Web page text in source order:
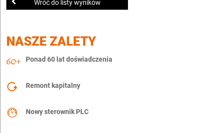
Wróć do listy wyników
NASZE ZALETY
Ponad 60 lat doświadczenia
Remont kapitalny
Nowy sterownik PLC